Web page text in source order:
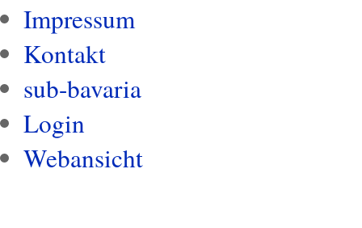
Impressum
Kontakt
sub-bavaria
Login
Webansicht